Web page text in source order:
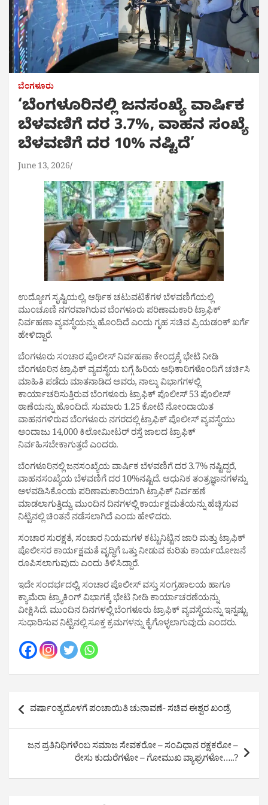
ಬೆಂಗಳೂರು
‘ಬೆಂಗಳೂರಿನಲ್ಲಿ ಜನಸಂಖ್ಯೆ ವಾರ್ಷಿಕ
ಬೆಳವಣಿಗೆ ದರ 3.7%, ವಾಹನ ಸಂಖ್ಯೆ
ಬೆಳವಣಿಗೆ ದರ 10% ನಷ್ಟಿದೆ’
June 13, 2026
ಉದ್ಯೋಗ ಸೃಷ್ಟಿಯಲ್ಲಿ, ಆರ್ಥಿಕ ಚಟುವಟಿಕೆಗಳ ಬೆಳವಣಿಗೆಯಲ್ಲಿ
ಮುಂಚೂಣಿ ನಗರವಾಗಿರುವ ಬೆಂಗಳೂರು ಪರಿಣಾಮಕಾರಿ ಟ್ರಾಫಿಕ್
ನಿರ್ವಹಣಾ ವ್ಯವಸ್ಥೆಯನ್ನು ಹೊಂದಿದೆ ಎಂದು ಗೃಹ ಸಚಿವ ಪ್ರಿಯಡಂಕ್ ಖರ್ಗೆ
ಹೇಳಿದ್ದಾರೆ.
ಬೆಂಗಳೂರು ಸಂಚಾರ ಪೊಲೀಸ್ ನಿರ್ವಹಣಾ ಕೇಂದ್ರಕ್ಕೆ ಭೇಟಿ ನೀಡಿ
ಬೆಂಗಳೂರಿನ ಟ್ರಾಫಿಕ್ ವ್ಯವಸ್ಥೆಯ ಬಗ್ಗೆ ಹಿರಿಯ ಅಧಿಕಾರಿಗಳೊಂದಿಗೆ ಚರ್ಚಿಸಿ
ಮಾಹಿತಿ ಪಡೆದು ಮಾತನಾಡಿದ ಅವರು, ನಾಲ್ಕು ವಿಭಾಗಗಳಲ್ಲಿ
ಕಾರ್ಯಾಚರಿಸುತ್ತಿರುವ ಬೆಂಗಳೂರು ಟ್ರಾಫಿಕ್ ಪೊಲೀಸ್ 53 ಪೊಲೀಸ್
ಠಾಣೆಯನ್ನು ಹೊಂದಿದೆ. ಸುಮಾರು 1.25 ಕೋಟಿ ನೋಂದಾಯಿತ
ವಾಹನಗಳಿರುವ ಬೆಂಗಳೂರು ನಗರದಲ್ಲಿ ಟ್ರಾಫಿಕ್ ಪೊಲೀಸ್ ವ್ಯವಸ್ಥೆಯು
ಅಂದಾಜು 14,000 ಕಿಲೋಮೀಟರ್ ರಸ್ತೆ ಜಾಲದ ಟ್ರಾಫಿಕ್
ನಿರ್ವಹಿಸಬೇಕಾಗುತ್ತದೆ ಎಂದರು.
ಬೆಂಗಳೂರಿನಲ್ಲಿ ಜನಸಂಖ್ಯೆಯ ವಾರ್ಷಿಕ ಬೆಳವಣಿಗೆ ದರ 3.7% ನಷ್ಟಿದ್ದರೆ,
ವಾಹನಸಂಖ್ಯೆಯ ಬೆಳವಣಿಗೆ ದರ 10%ನಷ್ಟಿದೆ. ಆಧುನಿಕ ತಂತ್ರಜ್ಞಾನಗಳನ್ನು
ಅಳವಡಿಸಿಕೊಂಡು ಪರಿಣಾಮಕಾರಿಯಾಗಿ ಟ್ರಾಫಿಕ್ ನಿರ್ವಹಣೆ
ಮಾಡಲಾಗುತ್ತಿದ್ದು, ಮುಂದಿನ ದಿನಗಳಲ್ಲಿ ಕಾರ್ಯಕ್ಷಮತೆಯನ್ನು ಹೆಚ್ಚಿಸುವ
ನಿಟ್ಟಿನಲ್ಲಿ ಚಿಂತನೆ ನಡೆಸಲಾಗಿದೆ ಎಂದು ಹೇಳಿದರು.
ಸಂಚಾರ ಸುರಕ್ಷತೆ, ಸಂಚಾರ ನಿಯಮಗಳ ಕಟ್ಟುನಿಟ್ಟಿನ ಜಾರಿ ಮತ್ತು ಟ್ರಾಫಿಕ್
ಪೊಲೀಸರ ಕಾರ್ಯಕ್ಷಮತೆ ವೃದ್ಧಿಗೆ ಒತ್ತು ನೀಡುವ ಕುರಿತು ಕಾರ್ಯಯೋಜನೆ
ರೂಪಿಸಲಾಗುವುದು ಎಂದು ತಿಳಿಸಿದ್ದಾರೆ.
ಇದೇ ಸಂದರ್ಭದಲ್ಲಿ, ಸಂಚಾರ ಪೊಲೀಸ್‌ ವಸ್ತು ಸಂಗ್ರಹಾಲಯ ಹಾಗೂ
ಕ್ಯಾಮೆರಾ ಟ್ರ್ಯಾಕಿಂಗ್‌ ವಿಭಾಗಕ್ಕೆ ಭೇಟಿ ನೀಡಿ ಕಾರ್ಯಾಚರಣೆಯನ್ನು
ವೀಕ್ಷಿಸಿದೆ. ಮುಂದಿನ ದಿನಗಳಲ್ಲಿ ಬೆಂಗಳೂರು ಟ್ರಾಫಿಕ್ ವ್ಯವಸ್ಥೆಯನ್ನು ಇನ್ನಷ್ಟು
ಸುಧಾರಿಸುವ ನಿಟ್ಟಿನಲ್ಲಿ ಸೂಕ್ತ ಕ್ರಮಗಳನ್ನು ಕೈಗೊಳ್ಳಲಾಗುವುದು ಎಂದರು.
Post
navigation
ವರ್ಷಾಂತ್ಯದೊಳಗೆ ಪಂಚಾಯಿತಿ ಚುನಾವಣೆ- ಸಚಿವ ಈಶ್ವರ ಖಂಡ್ರೆ
ಜನ ಪ್ರತಿನಿಧಿಗಳೆಂಬ ಸಮಾಜ ಸೇವಕರೋ – ಸಂವಿಧಾನ ರಕ್ಷಕರೋ –
ರೇಸು ಕುದುರೆಗಳೋ – ಗೋಮುಖ ವ್ಯಾಘ್ರಗಳೋ…..?